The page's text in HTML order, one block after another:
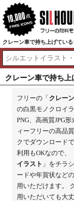
クレーン車で持ち上げてい
クレーン車で持ち
フリーの「 クレー
の白黒モノクロイ
PNG、高画質JPG
ィーフリーの高品
クでダウンロード
利用もOKなので、
イラスト 」をチラ
ードや年賀状など
用いただけます。
用いただいても大丈